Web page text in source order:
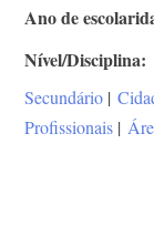
Ano de
Nível/Disciplina
Secundário |
Profissionais |